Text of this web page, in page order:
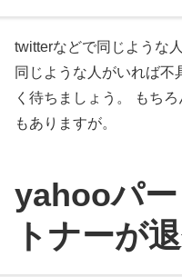
twitterなどで同じような
同じような人がいれば不
く待ちましょう。 もち
もありますが。
yahooパ
トナーが